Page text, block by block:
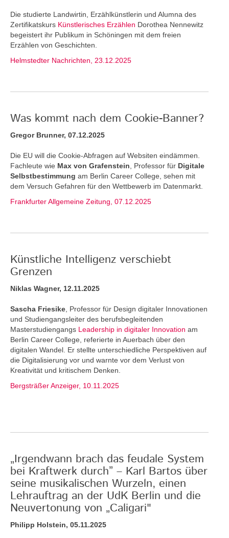
Die studierte Landwirtin, Erzählkünstlerin und Alumna des
Zertifikatskurs Künstlerisches Erzählen Dorothea Nennewitz
begeistert ihr Publikum in Schöningen mit dem freien
Erzählen von Geschichten.
Helmstedter Nachrichten, 23.12.2025
Was kommt nach dem Cookie-Banner?
Gregor Brunner, 07.12.2025
Die EU will die Cookie-Abfragen auf Websiten eindämmen.
Fachleute wie Max von Grafenstein , Professor für Digitale
Selbstbestimmung am Berlin Career College, sehen mit
dem Versuch Gefahren für den Wettbewerb im Datenmarkt.
Frankfurter Allgemeine Zeitung, 07.12.2025
Künstliche Intelligenz verschiebt
Grenzen
Niklas Wagner, 12.11.2025
Sascha Friesike , Professor für Design digitaler Innovationen
und Studiengangsleiter des berufsbegleitenden
Masterstudiengangs Leadership in digitaler Innovation am
Berlin Career College, referierte in Auerbach über den
digitalen Wandel. Er stellte unterschiedliche Perspektiven auf
die Digitalisierung vor und warnte vor dem Verlust von
Kreativität und kritischem Denken.
Bergsträßer Anzeiger, 10.11.2025
„Irgendwann brach das feudale System
bei Kraftwerk durch” – Karl Bartos über
seine musikalischen Wurzeln, einen
Lehrauftrag an der UdK Berlin und die
Neuvertonung von „Caligari"
Philipp Holstein, 05.11.2025